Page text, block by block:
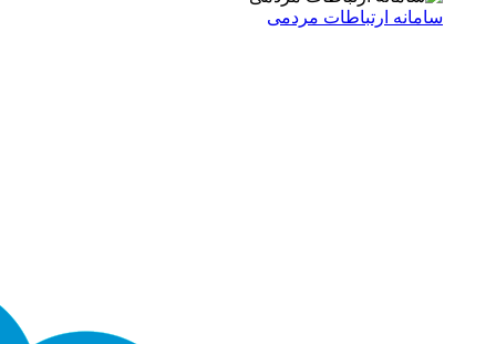
سامانه ارتباطات مردمی